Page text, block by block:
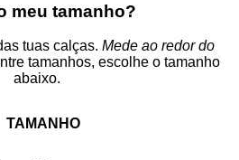
meu tamanho?
tuas calças. Mede ao redor do
tamanhos, escolhe o tamanho
abaixo.
TAMANHO